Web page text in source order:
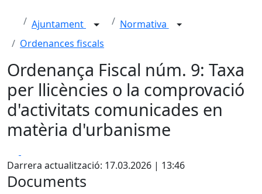
Ajuntament
Normativa
Ordenances fiscals
Ordenança Fiscal núm. 9: Taxa
per llicències o la comprovació
d'activitats comunicades en
matèria d'urbanisme
Darrera actualització: 17.03.2026 | 13:46
Documents